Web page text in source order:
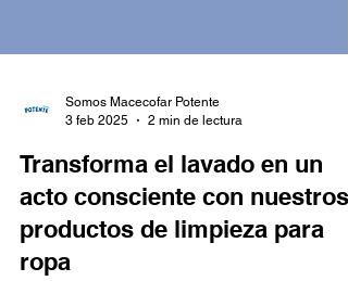
3 feb 2025
2 min de lectura
Transforma el lavado en un
acto consciente con nuestros
productos de limpieza para